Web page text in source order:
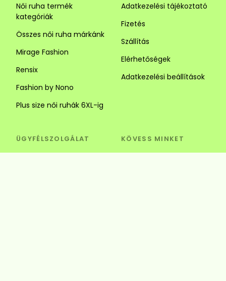
Női ruha termék
kategóriák
Összes női ruha márkánk
Mirage Fashion
Rensix
Fashion by Nono
Plus size női ruhák 6XL-ig
Adatkezelési tájékoztató
Fizetés
Szállítás
Elérhetőségek
Adatkezelési beállítások
ÜGYFÉLSZOLGÁLAT KÖVESS MINKET